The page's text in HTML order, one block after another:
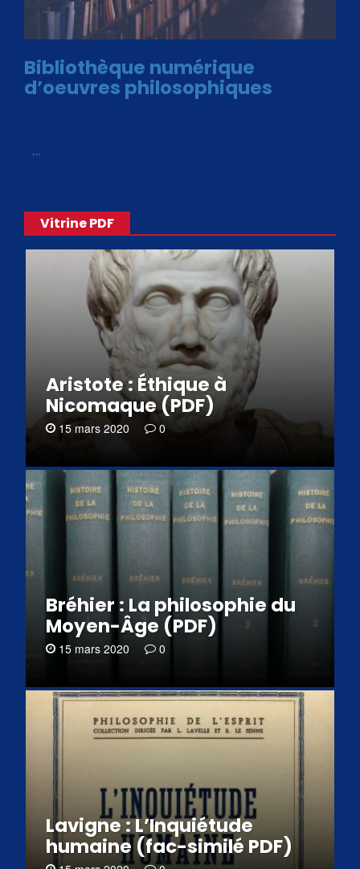
Bibliothèque numérique
d’oeuvres philosophiques
…
Vitrine PDF
Aristote : Éthique à
Nicomaque (PDF)
15 mars 2020 0
Bréhier : La philosophie du
Moyen-Âge (PDF)
15 mars 2020 0
Lavigne : L’Inquiétude
humaine (fac-similé PDF)